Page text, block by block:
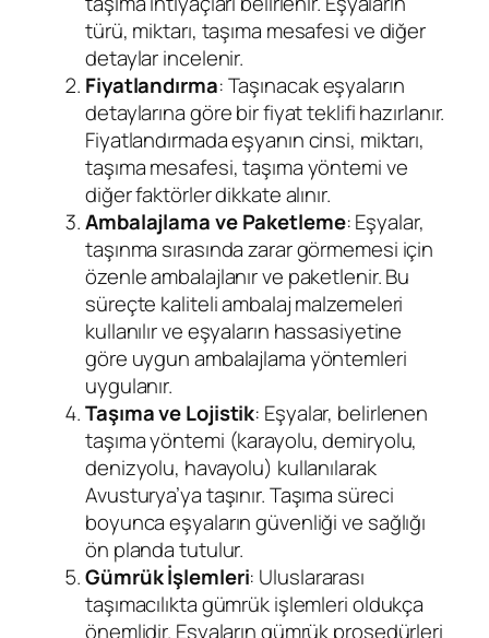
türü, miktarı, taşıma mesafesi ve diğer
detaylar incelenir.
Fiyatlandırma: Taşınacak eşyaların
detaylarına göre bir fiyat teklifi hazırlanır.
Fiyatlandırmada eşyanın cinsi, miktarı,
taşıma mesafesi, taşıma yöntemi ve
diğer faktörler dikkate alınır.
Ambalajlama ve Paketleme: Eşyalar,
taşınma sırasında zarar görmemesi için
özenle ambalajlanır ve paketlenir. Bu
süreçte kaliteli ambalaj malzemeleri
kullanılır ve eşyaların hassasiyetine
göre uygun ambalajlama yöntemleri
uygulanır.
Taşıma ve Lojistik: Eşyalar, belirlenen
taşıma yöntemi (karayolu, demiryolu,
denizyolu, havayolu) kullanılarak
Avusturya’ya taşınır. Taşıma süreci
boyunca eşyaların güvenliği ve sağlığı
ön planda tutulur.
Gümrük İşlemleri: Uluslararası
taşımacılıkta gümrük işlemleri oldukça
önemlidir. Eşyaların gümrük prosedürleri